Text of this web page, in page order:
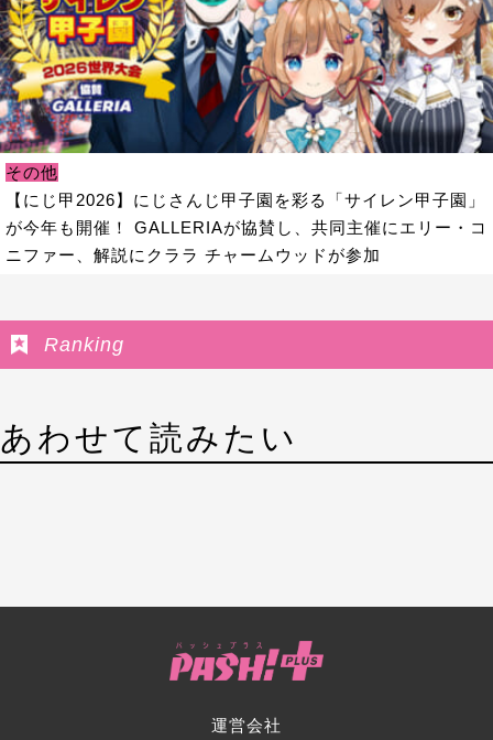
その他
【にじ甲2026】にじさんじ甲子園を彩る「サイレン甲子園」
が今年も開催！ GALLERIAが協賛し、共同主催にエリー・コ
ニファー、解説にクララ チャームウッドが参加
Ranking
あわせて読みたい
運営会社